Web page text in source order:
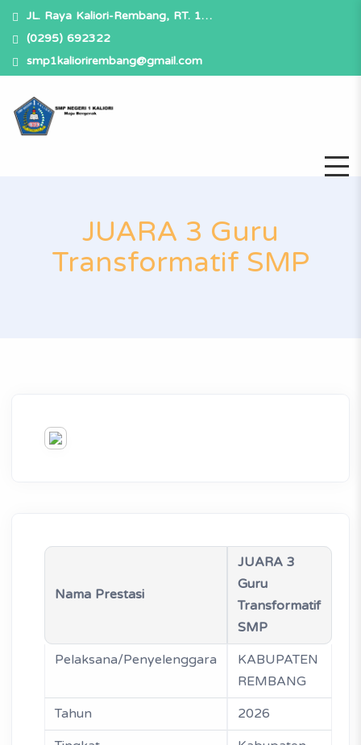
JL. Raya Kaliori-Rembang, RT. 1…
(0295) 692322
smp1kaliorirembang@gmail.com
JUARA 3 Guru
Transformatif SMP
Nama Prestasi
JUARA 3
Guru
Transformatif
SMP
Pelaksana/Penyelenggara
KABUPATEN
REMBANG
Tahun
2026